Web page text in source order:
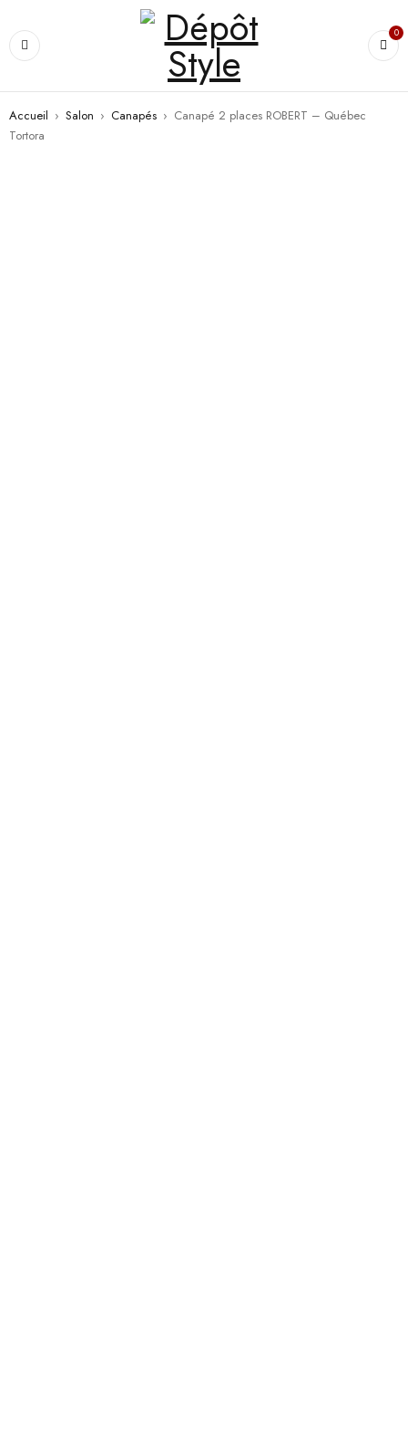
0
Accueil › Salon › Canapés › Canapé 2 places ROBERT – Québec
Tortora